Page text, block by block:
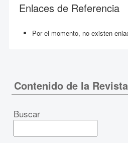
Enlaces de Referencia
Por el momento, no existen
Contenido de la Revista
Buscar